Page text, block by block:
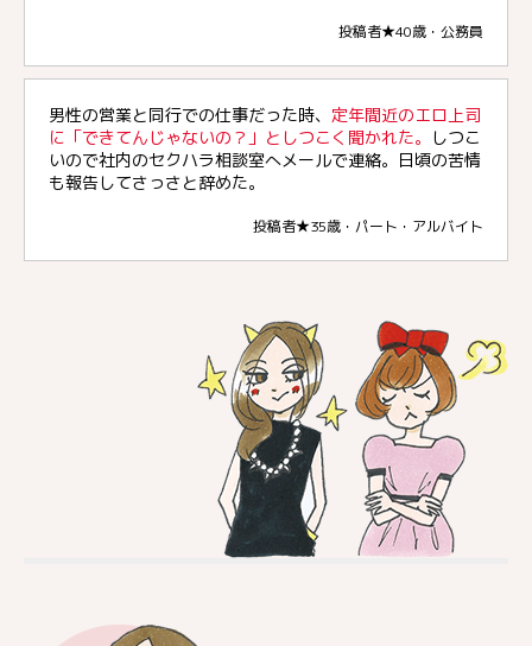
投稿者★40歳・公務員
男性の営業と同行での仕事だった時、 定年間近のエロ上司
に「できてんじゃないの？」としつこく聞かれた。 しつこ
いので社内のセクハラ相談室へメールで連絡。日頃の苦情
も報告してさっさと辞めた。
投稿者★35歳・パート・アルバイト